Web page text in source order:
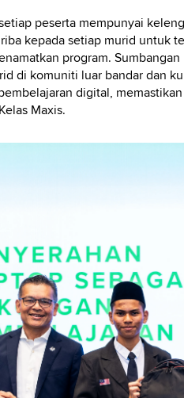
peserta mempunyai
kepada setiap murid untuk
program.
di komuniti luar bandar dan
digital,
Maxis.